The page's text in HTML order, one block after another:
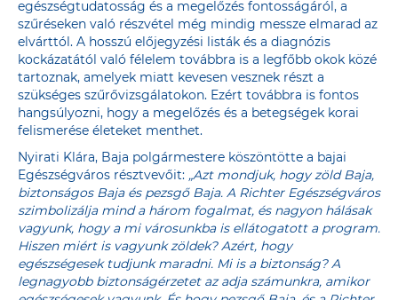
egészségtudatosság és a megelőzés fontosságáról, a
szűréseken való részvétel még mindig messze elmarad az
elvárttól. A hosszú előjegyzési listák és a diagnózis
kockázatától való félelem továbbra is a legfőbb okok közé
tartoznak, amelyek miatt kevesen vesznek részt a
szükséges szűrővizsgálatokon. Ezért továbbra is fontos
hangsúlyozni, hogy a megelőzés és a betegségek korai
felismerése életeket menthet.
Nyirati Klára, Baja polgármestere köszöntötte a bajai
Egészségváros résztvevőit: „Azt mondjuk, hogy zöld Baja,
biztonságos Baja és pezsgő Baja. A Richter Egészségváros
szimbolizálja mind a három fogalmat, és nagyon hálásak
vagyunk, hogy a mi városunkba is ellátogatott a program.
Hiszen miért is vagyunk zöldek? Azért, hogy
egészségesek tudjunk maradni. Mi is a biztonság? A
legnagyobb biztonságérzetet az adja számunkra, amikor